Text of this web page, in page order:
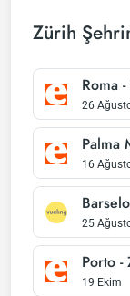
Zürih
Roma
26
Palma
16
25
Porto -
19 Ekim